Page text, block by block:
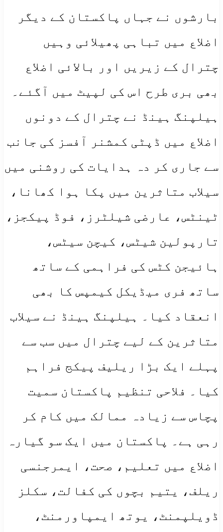
بارشوں نے جہاں پاکستان کے دیگر
اضلاع میں تباہی پھیلائی وہیں
چترال کے زیریں اور بالائی اضلاع
بھی بری طرح اس کی لپیٹ میں آگئے۔
ہیلپنگ ہینڈ نے چترال کے دونوں
اضلاع میں ڈپٹی کمشنر آفسز کی جانب
سے جاری کر دہ ہدایات کی روشنی میں
سیلاب متاثرین میں پکا ہوا کھانا،
ٹینٹس، عارضی شیلٹرز، فوڈ پیکجز،
تارپولین شیٹس، کیچن سیٹس،
ہائیجن کٹس کی فراہمی کے ساتھ
ساتھ فری میڈیکل کیمپس کا بھی
انعقاد کیا۔ ہیلپنگ ہینڈ نے سیلاب
متاثرین کے لیے چترال میں سب سے
پہلے ایک بڑا ریلیف پیکج فراہم
کیا۔ فلاحی تنظیم پاکستان سمیت
پچاس سے زیادہ ممالک میں کام کر
رہی ہے۔ پاکستان میں ایک سو گیارہ
اضلاع میں تعلیم، صحت، ایمرجنسی
ریلف، یتیم بچوں کی کفالت، سکلز
ڈویلپمنٹ، یوتھ ایمپاورمنٹ،